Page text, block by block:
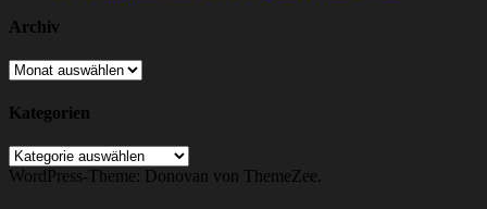
Archiv
Archiv
Kategorien
Kategorien
WordPress-Theme: Donovan von ThemeZee.